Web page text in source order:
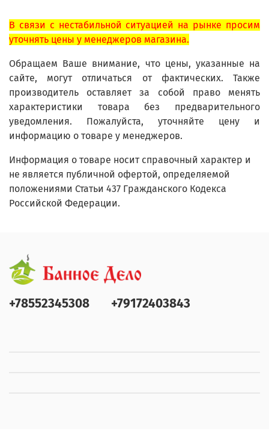
В связи с нестабильной ситуацией на рынке просим
уточнять цены у менеджеров магазина.
Обращаем Ваше внимание, что цены, указанные на
сайте, могут отличаться от фактических. Также
производитель оставляет за собой право менять
характеристики товара без предварительного
уведомления. Пожалуйста, уточняйте цену и
информацию о товаре у менеджеров.
Информация о товаре носит справочный характер и
не является публичной офертой, определяемой
положениями Статьи 437 Гражданского Кодекса
Российской Федерации.
+78552345308 +79172403843